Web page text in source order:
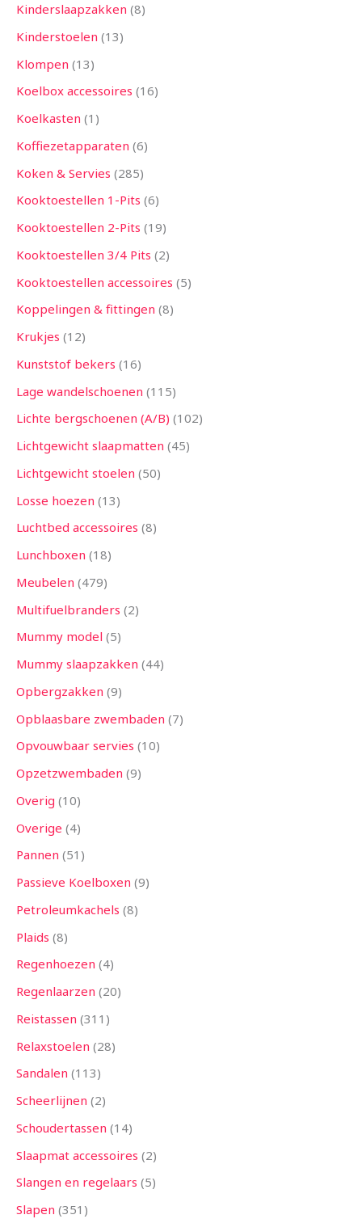
Kinderslaapzakken 8
Kinderstoelen 13
Klompen 13
Koelbox accessoires 16
Koelkasten 1
Koffiezetapparaten 6
Koken & Servies 285
Kooktoestellen 1-Pits 6
Kooktoestellen 2-Pits 19
Kooktoestellen 3/4 Pits 2
Kooktoestellen accessoires 5
Koppelingen & fittingen 8
Krukjes 12
Kunststof bekers 16
Lage wandelschoenen 115
Lichte bergschoenen (A/B) 102
Lichtgewicht slaapmatten 45
Lichtgewicht stoelen 50
Losse hoezen 13
Luchtbed accessoires 8
Lunchboxen 18
Meubelen 479
Multifuelbranders 2
Mummy model 5
Mummy slaapzakken 44
Opbergzakken 9
Opblaasbare zwembaden 7
Opvouwbaar servies 10
Opzetzwembaden 9
Overig 10
Overige 4
Pannen 51
Passieve Koelboxen 9
Petroleumkachels 8
Plaids 8
Regenhoezen 4
Regenlaarzen 20
Reistassen 311
Relaxstoelen 28
Sandalen 113
Scheerlijnen 2
Schoudertassen 14
Slaapmat accessoires 2
Slangen en regelaars 5
Slapen 351